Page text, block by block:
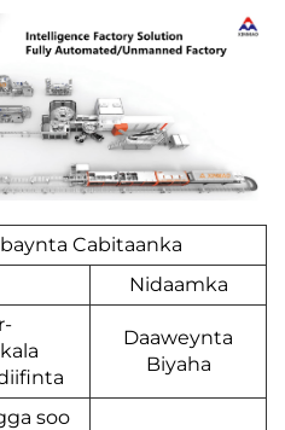
Habaynta Cabitaanka
ka hor-
kala
nadiifinta
soo